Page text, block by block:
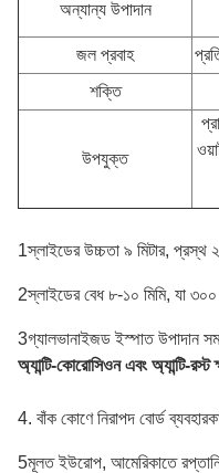
অন্যান্য উপাদান
জল প্রবাহ
শক্তি
উপযুক্ত
1স্লাইডের উচ্চতা ৯ মিটার, প্রস্থ
2স্লাইডের বেধ ৮-১০ মিমি, যা
3গ্যালভানাইজড ইস্পাত উপাদান
অ্যান্টি-কোরোসিওন এবং অ্যান্টি-রস্ট
4. বাঁক কোণে নিরাপদ বোর্ড
5মূলত ইউরোপ, আমেরিকাতে